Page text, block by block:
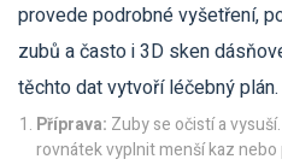
provede podrobné vyšetření,
zubů a často i 3D sken
těchto dat vytvoří léčebný plán.
Příprava: Zuby se očistí a
rovnátek vyplnit menší kaz